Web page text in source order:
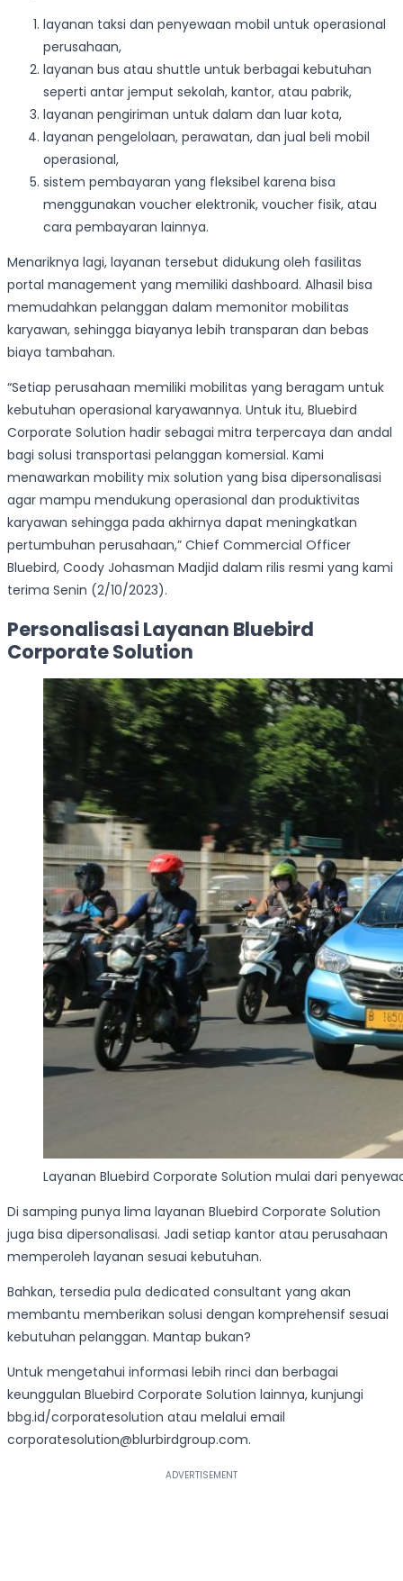
layanan taksi dan penyewaan mobil untuk operasional
perusahaan,
layanan bus atau shuttle untuk berbagai kebutuhan
seperti antar jemput sekolah, kantor, atau pabrik,
layanan pengiriman untuk dalam dan luar kota,
layanan pengelolaan, perawatan, dan jual beli mobil
operasional,
sistem pembayaran yang fleksibel karena bisa
menggunakan voucher elektronik, voucher fisik, atau
cara pembayaran lainnya.
Menariknya lagi, layanan tersebut didukung oleh fasilitas
portal management yang memiliki dashboard. Alhasil bisa
memudahkan pelanggan dalam memonitor mobilitas
karyawan, sehingga biayanya lebih transparan dan bebas
biaya tambahan.
“Setiap perusahaan memiliki mobilitas yang beragam untuk
kebutuhan operasional karyawannya. Untuk itu, Bluebird
Corporate Solution hadir sebagai mitra terpercaya dan andal
bagi solusi transportasi pelanggan komersial. Kami
menawarkan mobility mix solution yang bisa dipersonalisasi
agar mampu mendukung operasional dan produktivitas
karyawan sehingga pada akhirnya dapat meningkatkan
pertumbuhan perusahaan,” Chief Commercial Officer
Bluebird, Coody Johasman Madjid dalam rilis resmi yang kami
terima Senin (2/10/2023).
Personalisasi Layanan Bluebird
Corporate Solution
Layanan Bluebird Corporate Solution mulai dari
Di samping punya lima layanan Bluebird Corporate Solution
juga bisa dipersonalisasi. Jadi setiap kantor atau perusahaan
memperoleh layanan sesuai kebutuhan.
Bahkan, tersedia pula dedicated consultant yang akan
membantu memberikan solusi dengan komprehensif sesuai
kebutuhan pelanggan. Mantap bukan?
Untuk mengetahui informasi lebih rinci dan berbagai
keunggulan Bluebird Corporate Solution lainnya, kunjungi
bbg.id/corporatesolution atau melalui email
corporatesolution@blurbirdgroup.com.